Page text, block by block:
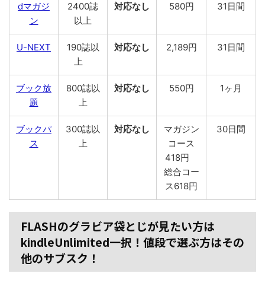
dマガジ
ン
2400誌
以上
対応なし 580円 31日間
U-NEXT
190誌以
上
対応なし 2,189円 31日間
ブック放
題
800誌以
上
対応なし 550円 1ヶ月
ブックパ
ス
300誌以
上
対応なし
マガジン
コース
418円
総合コー
ス618円
30日間
FLASHのグラビア袋とじが見たい方は
kindleUnlimited一択！値段で選ぶ方はその
他のサブスク！